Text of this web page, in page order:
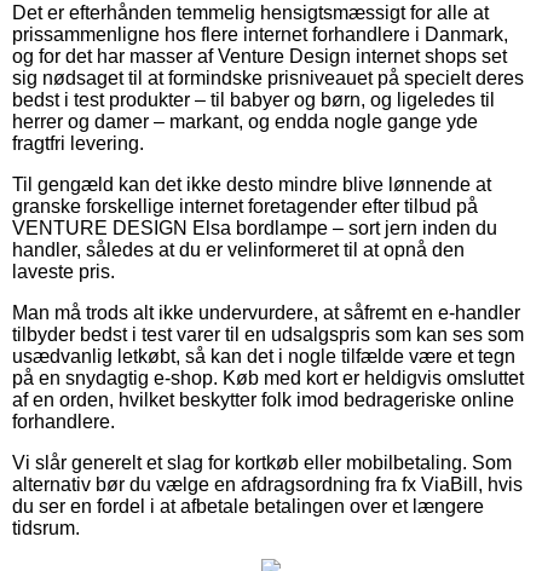
Det er efterhånden temmelig hensigtsmæssigt for alle at
prissammenligne hos flere internet forhandlere i Danmark,
og for det har masser af Venture Design internet shops set
sig nødsaget til at formindske prisniveauet på specielt deres
bedst i test produkter – til babyer og børn, og ligeledes til
herrer og damer – markant, og endda nogle gange yde
fragtfri levering.
Til gengæld kan det ikke desto mindre blive lønnende at
granske forskellige internet foretagender efter tilbud på
VENTURE DESIGN Elsa bordlampe – sort jern inden du
handler, således at du er velinformeret til at opnå den
laveste pris.
Man må trods alt ikke undervurdere, at såfremt en e-handler
tilbyder bedst i test varer til en udsalgspris som kan ses som
usædvanlig letkøbt, så kan det i nogle tilfælde være et tegn
på en snydagtig e-shop. Køb med kort er heldigvis omsluttet
af en orden, hvilket beskytter folk imod bedrageriske online
forhandlere.
Vi slår generelt et slag for kortkøb eller mobilbetaling. Som
alternativ bør du vælge en afdragsordning fra fx ViaBill, hvis
du ser en fordel i at afbetale betalingen over et længere
tidsrum.